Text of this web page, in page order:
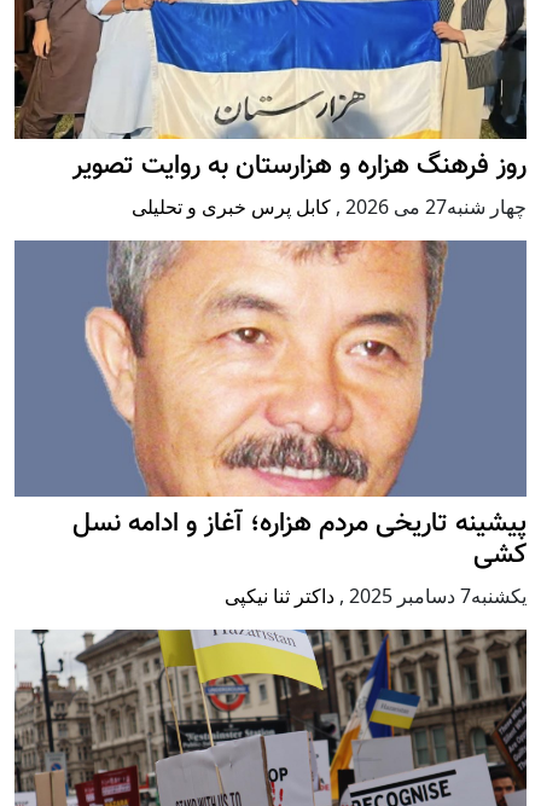
روز فرهنگ هزاره و هزارستان به روایت تصویر
چهار شنبه27 می 2026 , کابل پرس خبری و تحلیلی
پيشينه تاريخی مردم هزاره؛ آغاز و ادامه نسل
کشی
يكشنبه7 دسامبر 2025 , داکتر ثنا نیکپی